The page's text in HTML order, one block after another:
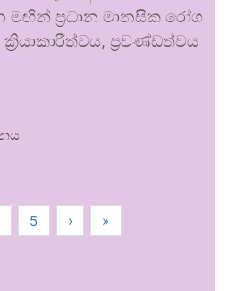
ප්‍රධාන මානසික රෝග
ප්‍රචණ්ඩත්වය
5 › »